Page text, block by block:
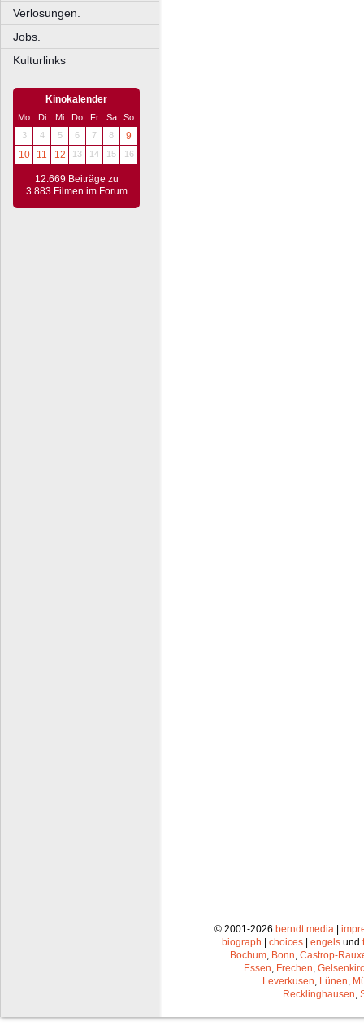
Verlosungen.
Jobs.
Kulturlinks
Kinokalender
Mo Di Mi Do Fr Sa
So
3
4 5 6 7 8
9
10
11 12 13 14 15 16
12.669 Beiträge zu
3.883 Filmen im Forum
© 2001-2026 berndt media |
biograph | choices | engels und
Bochum Bonn Castrop-
Essen Frechen
Leverkusen Lünen
Recklinghausen